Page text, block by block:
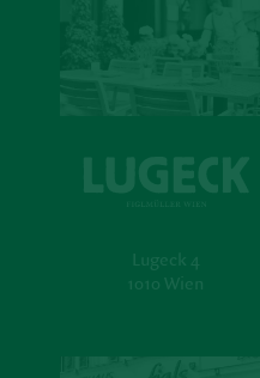
Lugeck 4
1010 Wien